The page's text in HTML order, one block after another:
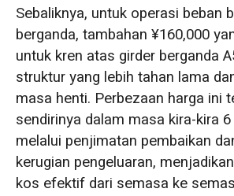
Sebaliknya, untuk operasi beban
berganda, tambahan ¥160,000
untuk kren atas girder berganda
struktur yang lebih tahan lama
masa henti. Perbezaan harga ini
sendirinya dalam masa kira-kira
melalui penjimatan pembaikan
kerugian pengeluaran,
kos efektif dari semasa ke